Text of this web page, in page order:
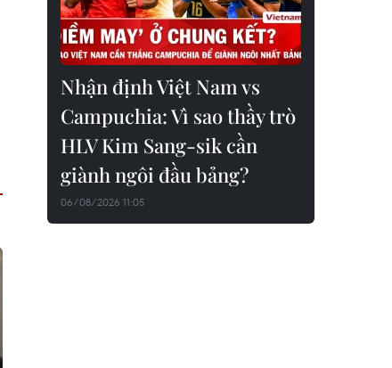
Nhận định Việt Nam vs
Campuchia: Vì sao thầy trò
HLV Kim Sang-sik cần
giành ngôi đầu bảng?
06/08/2026 11:05